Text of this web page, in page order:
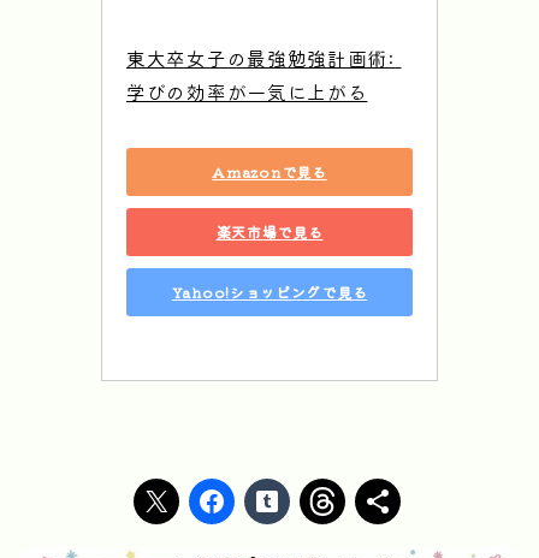
東大卒女子の最強勉強計画術:
学びの効率が一気に上がる
Amazonで見る
楽天市場で見る
Yahoo!ショッピングで見る